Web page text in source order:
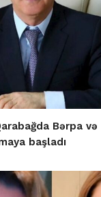
Bərpa
başladı